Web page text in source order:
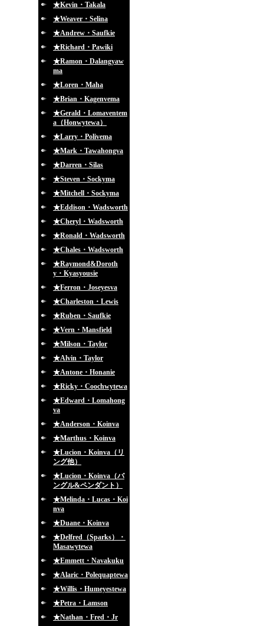
★Kevin・Takala
★Weaver・Selina
★Andrew・Saufkie
★Richard・Pawiki
★Ramon・Dalangyaw
ma
★Loren・Maha
★Brian・Kagenvema
★Gerald・Lomaventem
a（Honwytewa）
★Larry・Polivema
★Mark・Tawahongva
★Darren・Silas
★Steven・Sockyma
★Mitchell・Sockyma
★Eddison・Wadsworth
★Cheryl・Wadsworth
★Ronald・Wadsworth
★Chales・Wadsworth
★Raymond&Doroth
y・Kyasyousie
★Ferron・Joseyesva
★Charleston・Lewis
★Ruben・Saufkie
★Vern・Mansfield
★Milson・Taylor
★Alvin・Taylor
★Antone・Honanie
★Ricky・Coochwytewa
★Edward・Lomahong
va
★Anderson・Koinva
★Marthus・Koinva
★Lucion・Koinva（リ
ング他）
★Lucion・Koinva（バ
ングル&ペンダント）
★Melinda・Lucas・Koi
nva
★Duane・Koinva
★Delfred（Sparks）・
Masawytewa
★Emmett・Navakuku
★Alaric・Polequaptewa
★Willis・Humeyestewa
★Petra・Lamson
★Nathan・Fred・Jr